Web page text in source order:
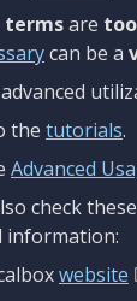
termsare
can be a
the tutorials.
Advanced
check
information:
website